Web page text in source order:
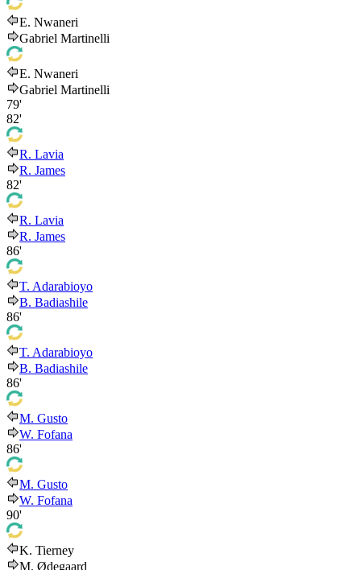
E. Nwaneri
Gabriel Martinelli
E. Nwaneri
Gabriel Martinelli
79'
82'
R. Lavia
R. James
82'
R. Lavia
R. James
86'
T. Adarabioyo
B. Badiashile
86'
T. Adarabioyo
B. Badiashile
86'
M. Gusto
W. Fofana
86'
M. Gusto
W. Fofana
90'
K. Tierney
M. Ødegaard